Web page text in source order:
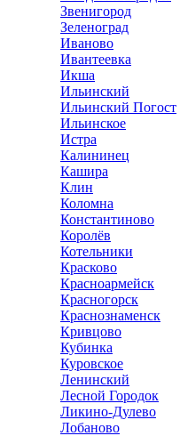
Звенигород
Зеленоград
Иваново
Ивантеевка
Икша
Ильинский
Ильинский Погост
Ильинское
Истра
Калининец
Кашира
Клин
Коломна
Константиново
Королёв
Котельники
Красково
Красноармейск
Красногорск
Краснознаменск
Кривцово
Кубинка
Куровское
Ленинский
Лесной Городок
Ликино-Дулево
Лобаново